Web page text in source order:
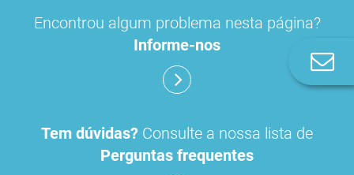
Encontrou algum problema nesta página?
Informe-nos
Tem dúvidas? Consulte a nossa lista de
Perguntas frequentes